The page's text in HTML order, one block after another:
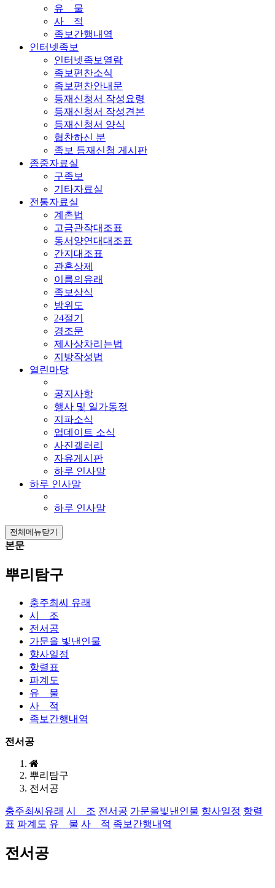
유 물
사 적
족보간행내역
인터넷족보
인터넷족보열람
족보편찬소식
족보편찬안내문
등재신청서 작성요령
등재신청서 작성견본
등재신청서 양식
협찬하신 분
족보 등재신청 게시판
종중자료실
구족보
기타자료실
전통자료실
계촌법
고금관작대조표
동서양연대대조표
간지대조표
관혼상제
이름의유래
족보상식
방위도
24절기
경조문
제사상차리는법
지방작성법
열린마당
공지사항
행사 및 일가동정
지파소식
업데이트 소식
사진갤러리
자유게시판
하루 인사말
하루 인사말
하루 인사말
전체메뉴닫기
본문
뿌리탐구
충주최씨 유래
시 조
전서공
가문을 빛낸인물
향사일정
항렬표
파계도
유 물
사 적
족보간행내역
전서공
뿌리탐구
전서공
충주최씨유래 시 조 전서공 가문을빛낸인물 향사일정 항렬
표 파계도 유 물 사 적 족보간행내역
전서공